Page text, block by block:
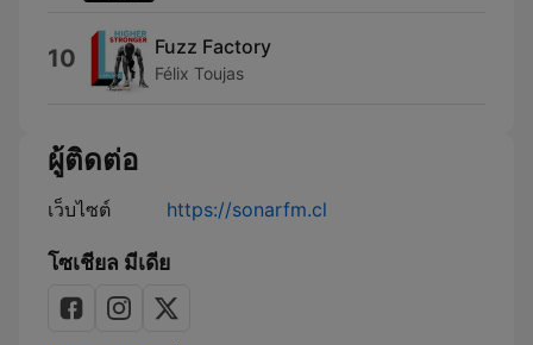
10 Fuzz Factory
Félix Toujas
ผู้ติดต่อ
เว็บไซต์ https://sonarfm.cl
โซเชียล มีเดีย